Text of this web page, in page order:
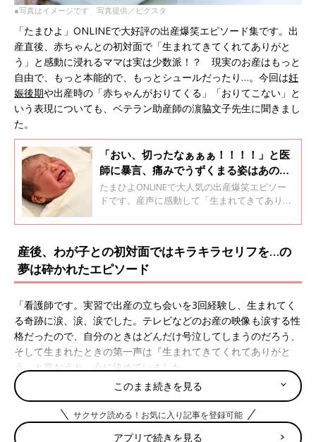
●写真はイメージです 写真提供／ピクスタ
「たまひよ」ONLINEで大好評の出産爆笑エピソード集です。出
産直後、赤ちゃんとの初対面で「生まれてきてくれてありがと
う」と感動に浸れるママは実は少数派！？ 現実のお産はもっと
自由で、もっと本能的で、もっとシュールだったり…。今回は妊
娠後期や出産時の「赤ちゃんがおりてくる」「おりてこない」と
いう表現についても、ベテラン助産師の濵脇文子先生に聞きまし
た。
「おい、切ったなぁぁぁ！！！！」と医
師に暴言、痛みでうずくまる姿はあの有
名映画のよう…。などなど、出産爆笑エ
ピソード
たまひよONLINEで大人気の出産爆笑エピソー
ドです。産声に感動して「生まれてきてありが
っとシュールで、理性がぶっ飛んで、そして自
ン助産師の濵脇文子先生に聞きました。
産後、わが子との初対面ではキラキラセリフを…の
夢は砕かれたエピソード
「看護師です。実習で出産の立ち会いを3回経験し、生まれてく
る奇跡に涙、涙、涙でした。テレビなどのお産の映像も涙する性
格だったので、自分のときはどんだけ号泣してしまうのだろう、
そして生まれたときの第一声は『生まれてきてくれてありがと
う』と言おうと、心に決めていました。
実際は子宮口6cm～全開になるまで時間がかかり、かなり辛く
て、そのころの記憶はほぼありません。でも、生まれる！となっ
たときに意識が戻り、終わった瞬間に出た言葉は『スッキリした
～！』でした（笑） 自分の言葉にツボってしまい、大笑い＆う
このまま続きを見る
サクサク読める！お気に入り記事を登録可能
アプリで続きを見る